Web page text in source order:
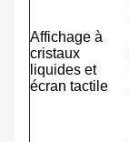
Affichage à
cristaux
liquides et
écran tactile